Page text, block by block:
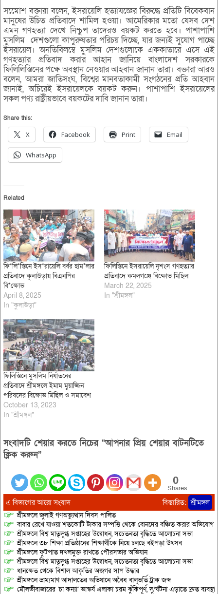
সমেোশ বক্তারা বলেন, ইসরায়েলি হত্যাযজ্ঞের বিরুদ্ধে প্রতিটি বিবেকবান
মানুষের উচিত প্রতিবাদে শামিল হওয়া। আমেরিকার মতো যেসব দেশ
এমন গণহত্যা দেখে নিশ্চুপ তাদেরও বয়কট করতে হবে। পাশাপাশি
মুসলিম দেশগুলো কাপুরুষতার পরিচয় দিচ্ছে, যার জন্যই সুযোগ পাচ্ছে
ইসরায়েল। অনতিবিলম্বে মুসলিম দেশগুলোকে এককাতারে এসে এই
গণহত্যার প্রতিবাদ করার আহান জানিয়ে বাংলাদেশ সরকারকে
ফিলিলিস্তিনের পক্ষে অবস্থান নেওয়ার আহবান জানান তারা। বক্তারা আরও
বলেন, আমরা জাতিসংঘ, বিশ্বের মানবতাকামী সংগঠনের প্রতি আহবান
জানাই, অচিরেই ইসরায়েলকে বয়কট করুন। পাশাপাশি ইসরায়েলের
সকল পণ্য রাষ্ট্রীয়ভাবে বয়কটের দাবি জানান তারা।
Share this:
X Facebook Print Email
WhatsApp
Related
ফি*লি*স্তিনে ইস*রায়েলি বর্বর হাম*লার
প্রতিবাদে কুলাউড়ায় বিএনপির
বি*ক্ষোভ
April 8, 2025
In "কুলাউড়া"
ফিলিস্তিনে ইসরায়েলি নৃশংস গণহত্যার
প্রতিবাদে কমলগঞ্জে বিক্ষোভ মিছিল
March 22, 2025
In "শ্রীমঙ্গল"
ফিলিস্তিনে মুসলিম নির্যাতনের
প্রতিবাদে শ্রীমঙ্গলে ইমাম মুয়াজ্জিন
পরিষদের বিক্ষোভ মিছিল ও সমাবেশ
October 13, 2023
In "শ্রীমঙ্গল"
সংবাদটি শেয়ার করতে নিচের “আপনার প্রিয় শেয়ার বাটনটিতে
ক্লিক করুন”
0
Shares
এ বিভাগের আরো সংবাদ বিস্তারিত: শ্রীমঙ্গল
শ্রীমঙ্গলে জুলাই গণঅভ্যুত্থান দিবস পালিত
বাবার রেখে যাওয়া শতকোটি টাকার সম্পত্তি থেকে বোনদের বঞ্চিত করার অভিযোগ
শ্রীমঙ্গলে বিশ্ব মাতৃদুগ্ধ সপ্তাহের উদ্বোধন, সচেতনতা বৃদ্ধিতে আলোচনা সভা
শ্রীমঙ্গলে ৩৮ শিক্ষা প্রতিষ্ঠানের শিক্ষার্থীকে নিয়ে চলছে বইপড়া উৎসব
শ্রীমঙ্গলে ফুটপাত দখলমুক্ত রাখতে পৌরসভার অভিযান
শ্রীমঙ্গলে বিশ্ব মাতৃদুগ্ধ সপ্তাহের উদ্বোধন, সচেতনতা বৃদ্ধিতে আলোচনা সভা
ধানক্ষেত থেকে বিশাল আকৃতির অজগর সাপ উদ্ধার
শ্রীমঙ্গলে ভ্রাম্যমাণ আদালতের অভিযানে অবৈধ বালুভর্তি ট্রাক জব্দ
মৌলভীবাজারের ‘চা কন্যা’ ভাস্কর্য এলাকা চরম ঝুঁকিপূর্ণ, দু/র্ঘটনা এড়াতে দ্রুত ব্যবস্থা